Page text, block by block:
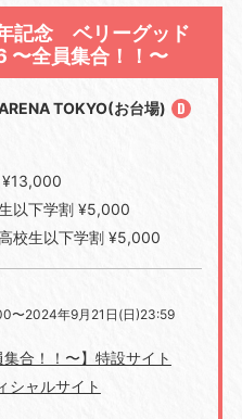
記念 ベリーグッド
〜全員集合！！〜
TOKYO(お台場)
¥13,000
以下学割 ¥5,000
校生以下学割 ¥5,000
〜2024年9月21日(日)23:59
集合！！〜】特設サイト
シャルサイト